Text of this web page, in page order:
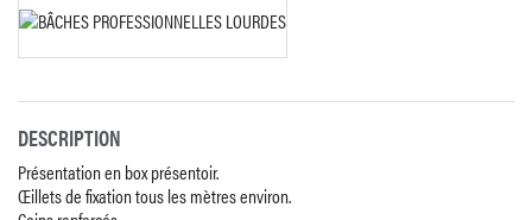
DESCRIPTION
Présentation en box présentoir.
Œillets de fixation tous les mètres environ.